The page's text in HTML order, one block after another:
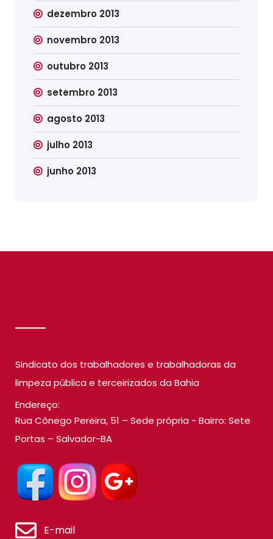
dezembro 2013
novembro 2013
outubro 2013
setembro 2013
agosto 2013
julho 2013
junho 2013
Sindicato dos trabalhadores e trabalhadoras da
limpeza pública e terceirizados da Bahia
Endereço:
Rua Cônego Pereira, 51 – Sede própria - Bairro: Sete
Portas – Salvador-BA
E-mail